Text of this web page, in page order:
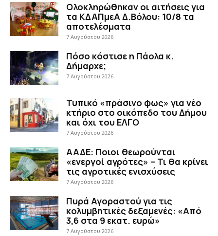
Ολοκληρώθηκαν οι αιτήσεις για
τα ΚΔΑΠμεΑ Δ.Βόλου: 10/8 τα
αποτελέσματα
7 Αυγούστου 2026
Πόσο κόστισε η Πάολα κ.
Δήμαρχε;
7 Αυγούστου 2026
Τυπικό «πράσινο φως» για νέο
κτήριο στο οικόπεδο του Δήμου
και όχι του ΕΛΓΟ
7 Αυγούστου 2026
ΑΑΔΕ: Ποιοι θεωρούνται
«ενεργοί αγρότες» – Τι θα κρίνει
τις αγροτικές ενισχύσεις
7 Αυγούστου 2026
Πυρά Αγοραστού για τις
κολυμβητικές δεξαμενές: «Από
3,6 στα 9 εκατ. ευρώ»
7 Αυγούστου 2026